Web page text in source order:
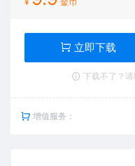
立即下载
下载不了？
增值服务：